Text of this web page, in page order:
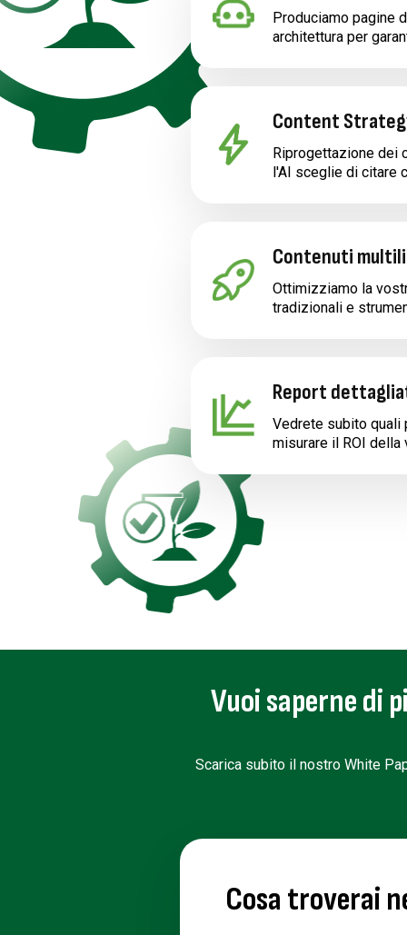
Produciamo pagine
architettura per
Content
Riprogettazione dei
l'AI sceglie di citare
Contenuti
Ottimizziamo la
tradizionali e
Report
Vedrete subito quali
misurare il ROI della
Vuoi saperne di
Scarica subito il nostro White
Cosa troverai